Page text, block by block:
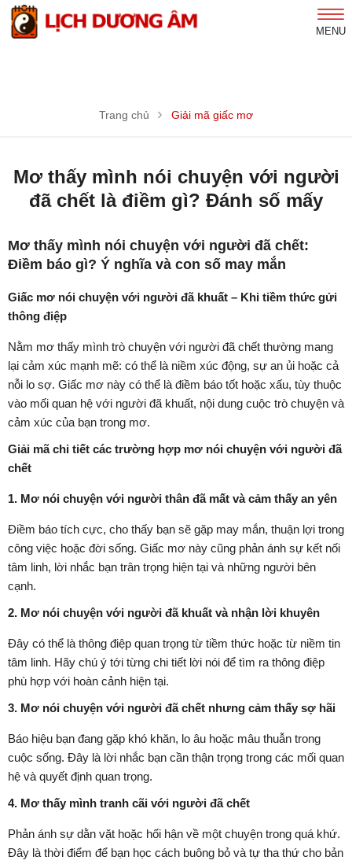
MENU
Trang chủ Giải mã giấc mơ
Mơ thấy mình nói chuyện với người
đã chết là điềm gì? Đánh số mấy
Mơ thấy mình nói chuyện với người đã chết:
Điềm báo gì? Ý nghĩa và con số may mắn
Giấc mơ nói chuyện với người đã khuất – Khi tiềm thức gửi
thông điệp
Nằm mơ thấy mình trò chuyện với người đã chết thường mang
lại cảm xúc mạnh mẽ: có thể là niềm xúc động, sự an ủi hoặc cả
nỗi lo sợ. Giấc mơ này có thể là điềm báo tốt hoặc xấu, tùy thuộc
vào mối quan hệ với người đã khuất, nội dung cuộc trò chuyện và
cảm xúc của bạn trong mơ.
Giải mã chi tiết các trường hợp mơ nói chuyện với người đã
chết
1. Mơ nói chuyện với người thân đã mất và cảm thấy an yên
Điềm báo tích cực, cho thấy bạn sẽ gặp may mắn, thuận lợi trong
công việc hoặc đời sống. Giấc mơ này cũng phản ánh sự kết nối
tâm linh, lời nhắc bạn trân trọng hiện tại và những người bên
cạnh.
2. Mơ nói chuyện với người đã khuất và nhận lời khuyên
Đây có thể là thông điệp quan trọng từ tiềm thức hoặc từ niềm tin
tâm linh. Hãy chú ý tới từng chi tiết lời nói để tìm ra thông điệp
phù hợp với hoàn cảnh hiện tại.
3. Mơ nói chuyện với người đã chết nhưng cảm thấy sợ hãi
Báo hiệu bạn đang gặp khó khăn, lo âu hoặc mâu thuẫn trong
cuộc sống. Đây là lời nhắc bạn cần thận trọng trong các mối quan
hệ và quyết định quan trọng.
4. Mơ thấy mình tranh cãi với người đã chết
Phản ánh sự dằn vặt hoặc hối hận về một chuyện trong quá khứ.
Đây là thời điểm để bạn học cách buông bỏ và tự tha thứ cho bản